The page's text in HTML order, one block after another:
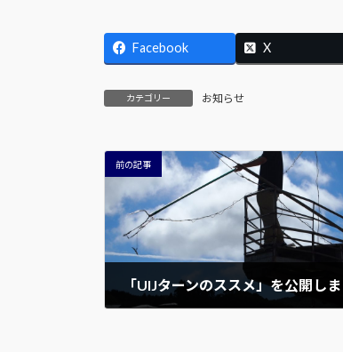
Facebook X
カテゴリー お知らせ
前の記事
「UIJターンのススメ」を公開し